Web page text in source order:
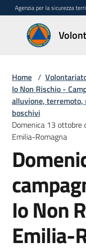
Vai al contenuto
Vai alla navigazione
Vai al footer
Agenzia per la sicurezza
Elenco
regionale
Richieste
rimborsi
Formazione
Benemerenze
Diventa
volontario
Home /
Io Non Rischio -
alluvione, terremoto,
boschivi
Domenica 13 ottobre
Emilia-Romagna
Io Non
Emilia-